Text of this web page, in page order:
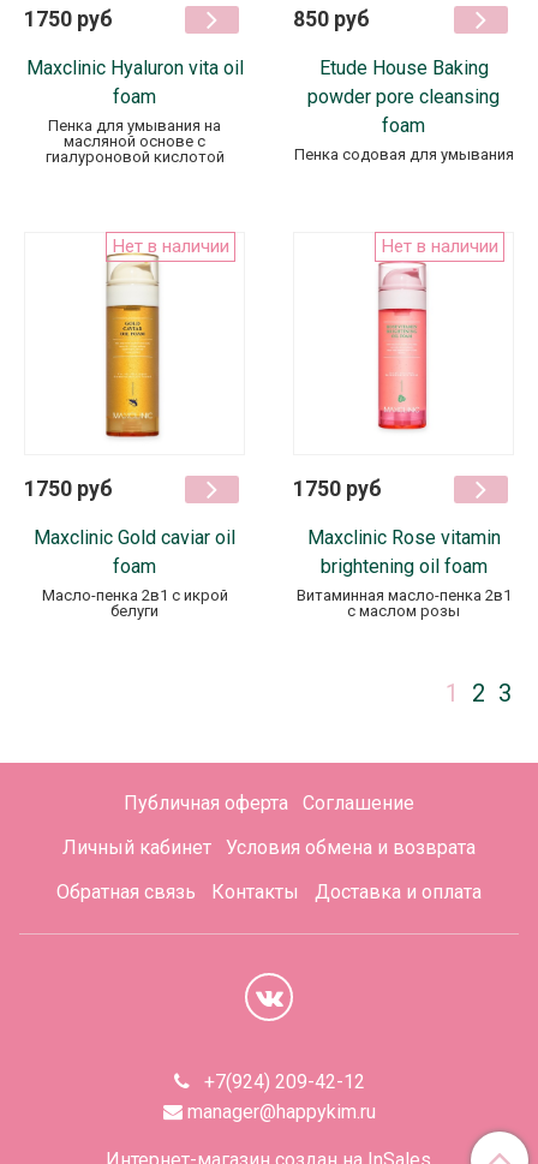
1750 руб
Maxclinic Hyaluron vita oil
foam
Пенка для умывания на
масляной основе с
гиалуроновой кислотой
850 руб
Etude House Baking
powder pore cleansing
foam
Пенка содовая для умывания
Нет в наличии
1750 руб
Maxclinic Gold caviar oil
foam
Масло-пенка 2в1 с икрой
белуги
Нет в наличии
1750 руб
Maxclinic Rose vitamin
brightening oil foam
Витаминная масло-пенка 2в1
с маслом розы
1 2 3
Публичная оферта
Соглашение
Личный кабинет
Условия обмена и возврата
Обратная связь
Контакты Доставка и оплата
+7(924) 209-42-12
manager@happykim.ru